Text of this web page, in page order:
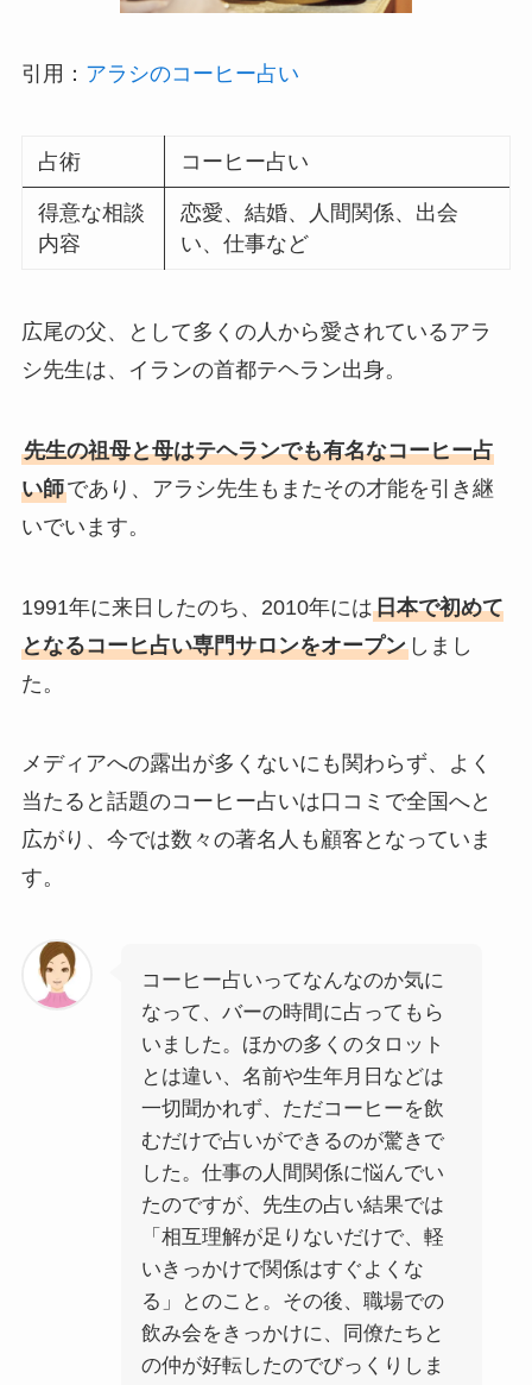
引用： アラシのコーヒー占い
占術 コーヒー占い
得意な相談
内容
恋愛、結婚、人間関係、出会
い、仕事など
広尾の父、として多くの人から愛されているアラ
シ先生は、イランの首都テヘラン出身。
先生の祖母と母はテヘランでも有名なコーヒー占
い師であり、アラシ先生もまたその才能を引き継
いでいます。
1991年に来日したのち、2010年には日本で初めて
となるコーヒ占い専門サロンをオープンしまし
た。
メディアへの露出が多くないにも関わらず、よく
当たると話題のコーヒー占いは口コミで全国へと
広がり、今では数々の著名人も顧客となっていま
す。
コーヒー占いってなんなのか気に
なって、バーの時間に占ってもら
いました。ほかの多くのタロット
とは違い、名前や生年月日などは
一切聞かれず、ただコーヒーを飲
むだけで占いができるのが驚きで
した。仕事の人間関係に悩んでい
たのですが、先生の占い結果では
「相互理解が足りないだけで、軽
いきっかけで関係はすぐよくな
る」とのこと。その後、職場での
飲み会をきっかけに、同僚たちと
の仲が好転したのでびっくりしま